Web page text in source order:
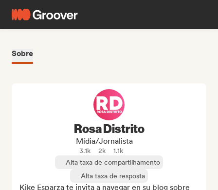
Sobre
Rosa Distrito
Mídia/Jornalista
3.1k 2k
1.1k
Alta taxa de compartilhamento
Alta taxa de resposta
Kike Esparza te invita a navegar en su blog sobre